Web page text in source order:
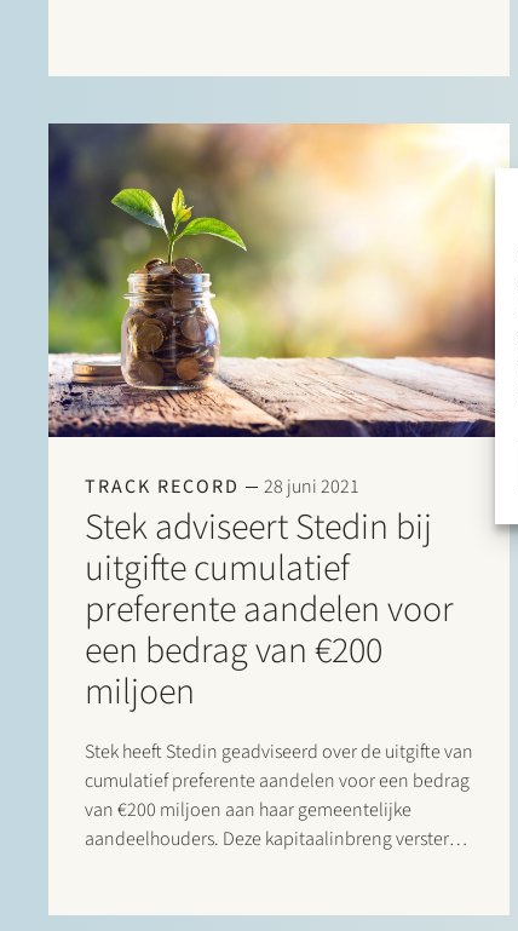
TRACK RECORD 28 juni 2021
Stek adviseert Stedin bij
uitgifte cumulatief
preferente aandelen voor
een bedrag van €200
miljoen
Stek heeft Stedin geadviseerd over de uitgifte van
cumulatief preferente aandelen voor een bedrag
van €200 miljoen aan haar gemeentelijke
aandeelhouders. Deze kapitaalinbreng versterkt